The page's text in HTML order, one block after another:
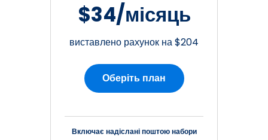
$34/місяць
виставлено рахунок на $204
Оберіть план
Включає надіслані поштою набори